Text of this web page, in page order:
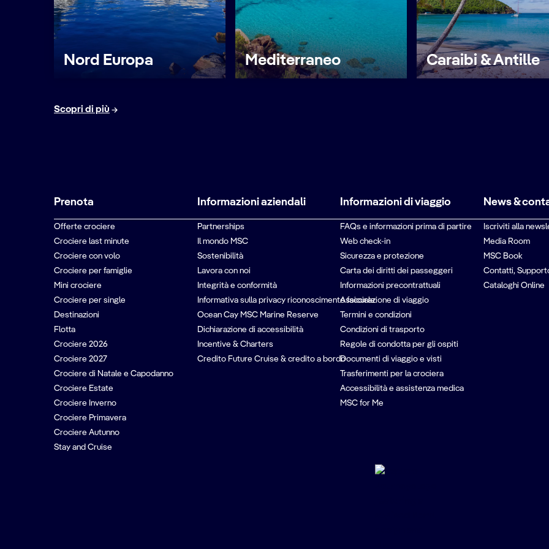
Nord Europa Mediterraneo Caraibi & Antille
Scopri di più
Prenota
Offerte crociere
Crociere last minute
Crociere con volo
Crociere per famiglie
Mini crociere
Crociere per single
Destinazioni
Flotta
Crociere 2026
Crociere 2027
Crociere di Natale e Capodanno
Crociere Estate
Crociere Inverno
Crociere Primavera
Crociere Autunno
Stay and Cruise
Informazioni aziendali
Partnerships
Il mondo MSC
Sostenibilità
Lavora con noi
Integrità e conformità
Informativa sulla privacy riconoscimento facciale
Ocean Cay MSC Marine Reserve
Dichiarazione di accessibilità
Incentive & Charters
Credito Future Cruise & credito a bordo
Informazioni di viaggio
FAQs e informazioni prima di partire
Web check-in
Sicurezza e protezione
Carta dei diritti dei passeggeri
Informazioni precontrattuali
Assicurazione di viaggio
Termini e condizioni
Condizioni di trasporto
Regole di condotta per gli ospiti
Documenti di viaggio e visti
Trasferimenti per la crociera
Accessibilità e assistenza medica
MSC for Me
News &
Iscriviti alla
Media Room
MSC Book
Contatti,
Cataloghi Online